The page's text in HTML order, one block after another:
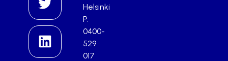
Helsinki
P.
0400-
529
017